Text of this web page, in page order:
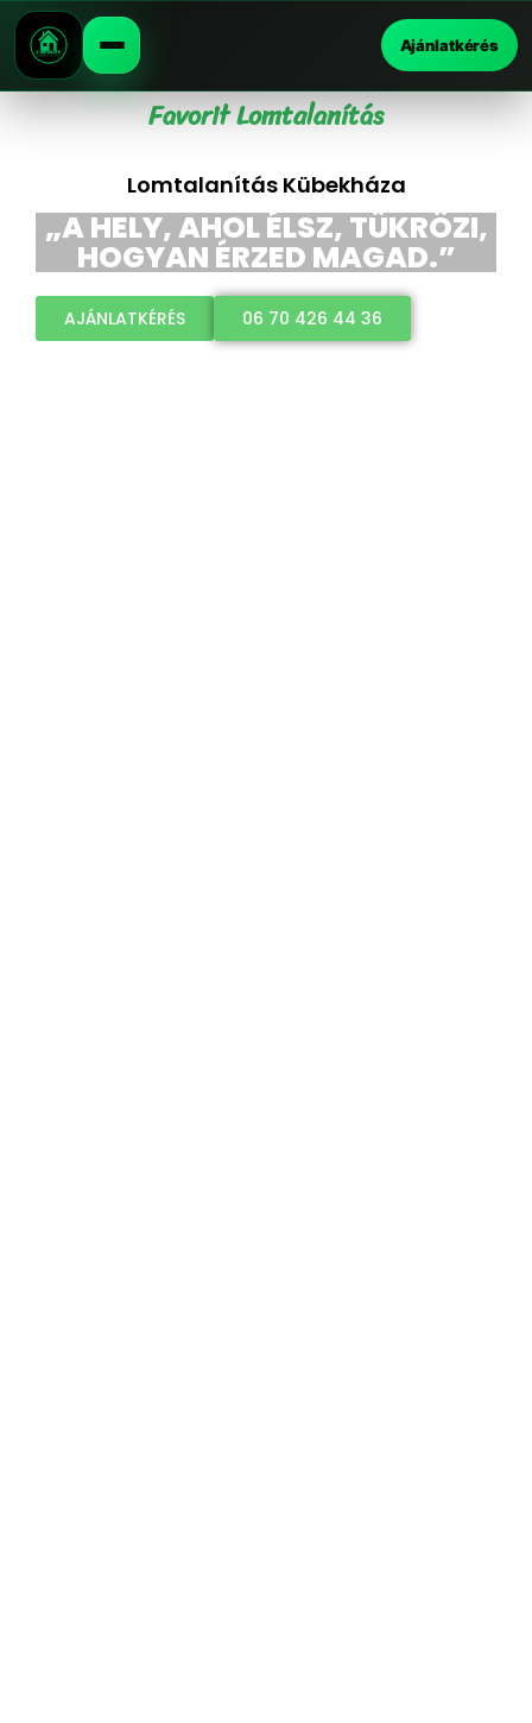
Ajánlatkérés
Favorit Lomtalanítás
Lomtalanítás Kübekháza
„A HELY, AHOL ÉLSZ, TÜKRÖZI,
HOGYAN ÉRZED MAGAD.”
AJÁNLATKÉRÉS 06 70 426 44 36